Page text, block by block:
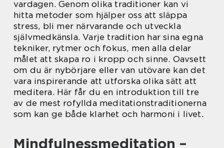
vardagen. Genom olika traditioner kan vi
hitta metoder som hjälper oss att släppa
stress, bli mer närvarande och utveckla
självmedkänsla. Varje tradition har sina egna
tekniker, rytmer och fokus, men alla delar
målet att skapa ro i kropp och sinne. Oavsett
om du är nybörjare eller van utövare kan det
vara inspirerande att utforska olika sätt att
meditera. Här får du en introduktion till tre
av de mest rofyllda meditationstraditionerna
som kan ge både klarhet och harmoni i livet.
Mindfulnessmeditation –